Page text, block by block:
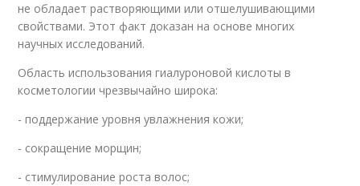
не обладает растворяющими или отшелушивающими
свойствами. Этот факт доказан на основе многих
научных исследований.
Область использования гиалуроновой кислоты в
косметологии чрезвычайно широка:
- поддержание уровня увлажнения кожи;
- сокращение морщин;
- стимулирование роста волос;